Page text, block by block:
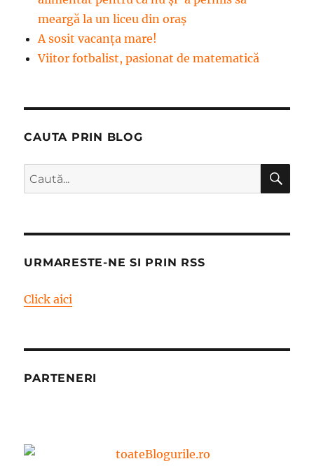
meargă la un liceu din oraș
A sosit vacanța mare!
Viitor fotbalist, pasionat de matematică
CAUTA PRIN BLOG
Caută
după:
URMARESTE-NE SI PRIN RSS
Click aici
PARTENERI